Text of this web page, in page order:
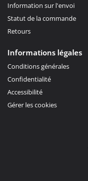
Information sur l'envoi
Statut de la commande
Retours
Informations légales
Conditions générales
Confidentialité
Accessibilité
Gérer les cookies